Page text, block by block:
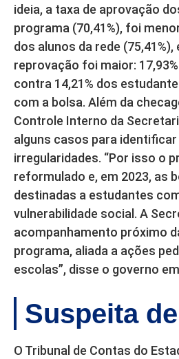
ideia, a taxa de aprovação
programa (70,41%), foi
dos alunos da rede
reprovação foi maior:
contra 14,21% dos
com a bolsa. Além da
Controle Interno da
alguns casos para
irregularidades. “Por isso o
reformulado e, em 2023, as
destinadas a estudantes
vulnerabilidade social. A
acompanhamento próximo
programa, aliada a ações
escolas”, disse o governo
Suspeita
O Tribunal de Contas do